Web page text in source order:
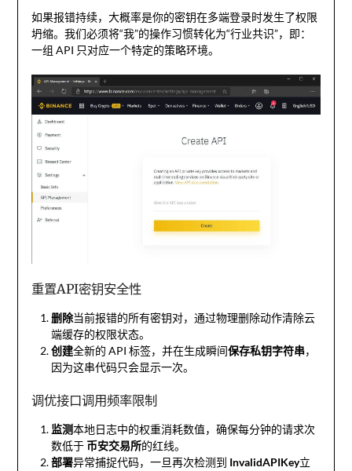
如果报错持续，大概率是你的密钥在多端登录时发生了权限
坍缩。我们必须将“我”的操作习惯转化为“行业共识”，即：
一组 API 只对应一个特定的策略环境。
重置API密钥安全性
删除当前报错的所有密钥对，通过物理删除动作清除云
端缓存的权限状态。
创建全新的 API 标签，并在生成瞬间保存私钥字符串，
因为这串代码只会显示一次。
调优接口调用频率限制
监测本地日志中的权重消耗数值，确保每分钟的请求次
数低于 币安交易所的红线。
部署异常捕捉代码，一旦再次检测到 InvalidAPIKey立